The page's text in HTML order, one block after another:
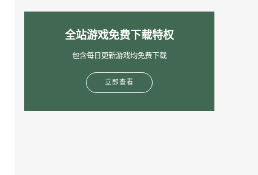
全站游戏免费下载特权
包含每日更新游戏均免费下载
立即查看